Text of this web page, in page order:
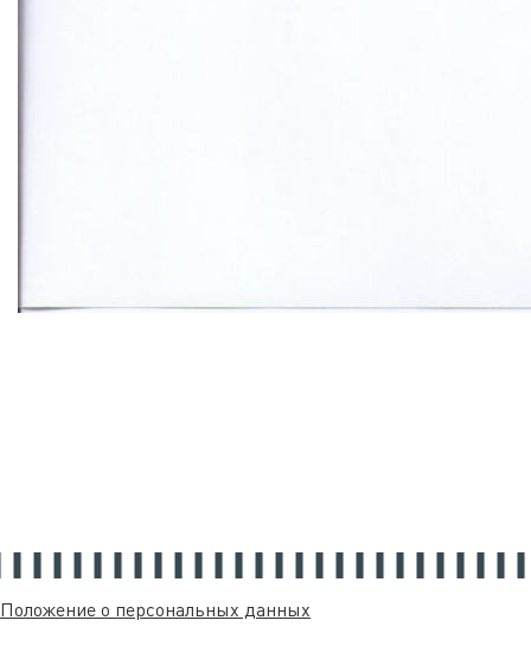
Положение о персональных данных